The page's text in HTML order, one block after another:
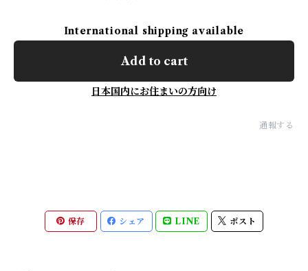
International shipping available
Add to cart
日本国内にお住まいの方向け
通報する
保存 シェア LINE ポスト